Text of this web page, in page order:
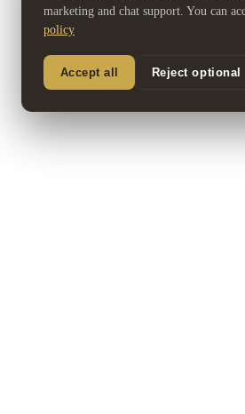
marketing and chat support. You can
policy
Accept all Reject optional